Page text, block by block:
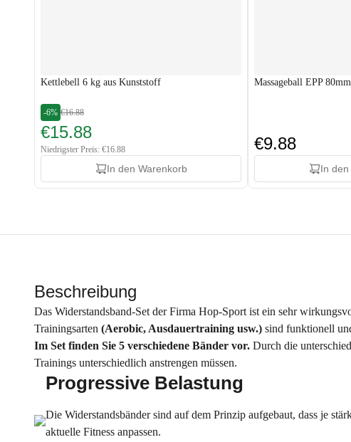
Kettlebell 6 kg aus Kunststoff
-6% €16.88
€15.88
Niedrigster Preis: €16.88
In den Warenkorb
Massageball EPP
€9.88
In den
Beschreibung
Das Widerstandsband-Set der Firma Hop-Sport ist ein sehr
Trainingsarten (Aerobic, Ausdauertraining usw.) sind funktionell
Im Set finden Sie 5 verschiedene Bänder vor. Durch die
Trainings unterschiedlich anstrengen müssen.
Progressive Belastung
Die Widerstandsbänder sind auf dem Prinzip aufgebaut, dass je
aktuelle Fitness anpassen.